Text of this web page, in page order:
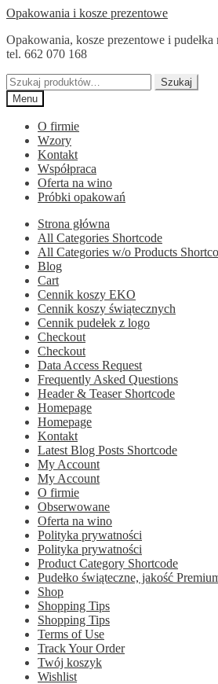
Przejdź
nawigacji
Przejdź
treści
Opakowania i kosze prezentowe
Opakowania, kosze prezentowe i
tel. 662 070 168
Szukaj:
Szukaj
Menu
O firmie
Wzory
Kontakt
Współpraca
Oferta na wino
Próbki opakowań
Strona główna
All Categories Shortcode
All Categories w/o Products
Blog
Cart
Cennik koszy EKO
Cennik koszy świątecznych
Cennik pudełek z logo
Checkout
Checkout
Data Access Request
Frequently Asked Questions
Header & Teaser Shortcode
Homepage
Homepage
Kontakt
Latest Blog Posts Shortcode
My Account
My Account
O firmie
Obserwowane
Oferta na wino
Polityka prywatności
Polityka prywatności
Product Category Shortcode
Pudełko świąteczne, jakość
Shop
Shopping Tips
Shopping Tips
Terms of Use
Track Your Order
Twój koszyk
Wishlist